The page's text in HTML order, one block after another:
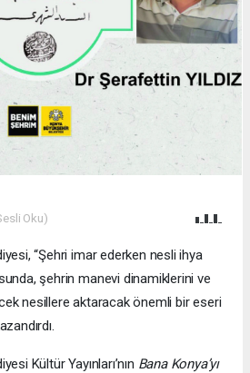
Oku)
“Şehri imar ederken nesli ihya
şehrin manevi dinamiklerini ve
nesillere aktaracak önemli bir eseri
Kültür Yayınları’nın Bana Konya’yı